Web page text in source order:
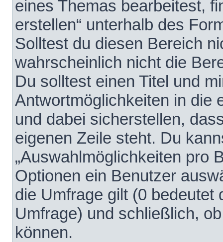
eines Themas bearbeitest,
erstellen“ unterhalb des
Solltest du diesen Bereich
wahrscheinlich nicht die
Du solltest einen Titel und
Antwortmöglichkeiten in die
und dabei sicherstellen,
eigenen Zeile steht. Du
„Auswahlmöglichkeiten pro
Optionen ein Benutzer
die Umfrage gilt (0 bedeutet
Umfrage) und schließlich,
können.